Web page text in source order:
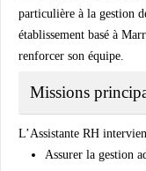
particulière à la gestion
établissement basé à
renforcer son équipe.
Missions
L’Assistante RH
Assurer la gestion